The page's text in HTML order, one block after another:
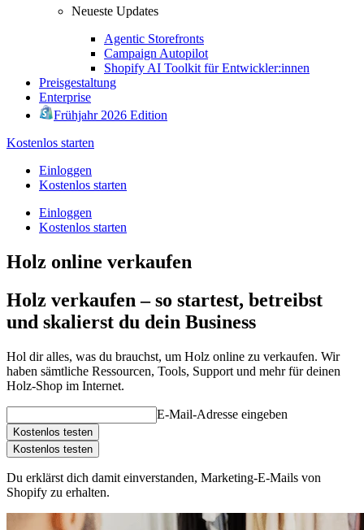
Neueste Updates
Agentic Storefronts
Campaign Autopilot
Shopify AI Toolkit für Entwickler:innen
Preisgestaltung
Enterprise
Frühjahr 2026 Edition
Kostenlos starten
Einloggen
Kostenlos starten
Einloggen
Kostenlos starten
Holz online verkaufen
Holz verkaufen – so startest, betreibst
und skalierst du dein Business
Hol dir alles, was du brauchst, um Holz online zu verkaufen. Wir
haben sämtliche Ressourcen, Tools, Support und mehr für deinen
Holz-Shop im Internet.
E-Mail-Adresse eingeben
Kostenlos testen
Kostenlos testen
Du erklärst dich damit einverstanden, Marketing-E-Mails von
Shopify zu erhalten.